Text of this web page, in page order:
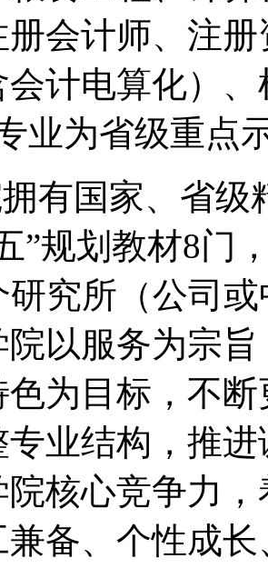
会计师、注
会计电算化）
业为省级重点
国家、省级
”规划教材8门
研究所（公司
以服务为宗
为目标，不
专业结构，推
院核心竞争力
备、个性成